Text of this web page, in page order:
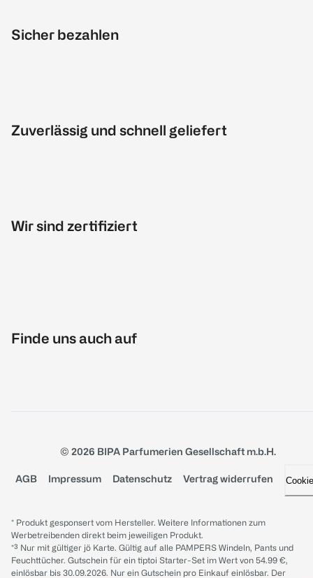
Sicher bezahlen
Zuverlässig und schnell geliefert
Wir sind zertifiziert
Finde uns auch auf
© 2026 BIPA Parfumerien Gesellschaft m.b.H.
AGB Impressum Datenschutz Vertrag widerrufen
* Produkt gesponsert vom Hersteller. Weitere Informationen zum
Werbetreibenden direkt beim jeweiligen Produkt.
*³ Nur mit gültiger jö Karte. Gültig auf alle PAMPERS Windeln, Pants und
Feuchttücher. Gutschein für ein tiptoi Starter-Set im Wert von 54.99 €,
einlösbar bis 30.09.2026. Nur ein Gutschein pro Einkauf einlösbar. Der